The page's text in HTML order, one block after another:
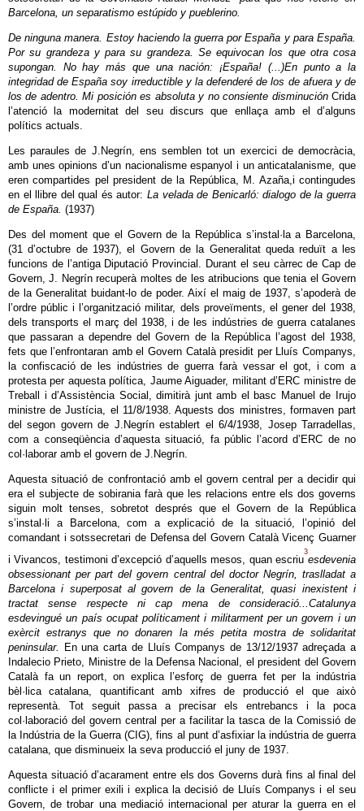
Barcelona, un separatismo estúpido y pueblerino.
De ninguna manera. Estoy haciendo la guerra por España y para España.
Por su grandeza y para su grandeza. Se equivocan los que otra cosa
supongan. No hay más que una nación: ¡España! (...)En punto a la
integridad de España soy irreductible y la defenderé de los de afuera y de
los de adentro. Mi posición es absoluta y no consiente disminuciónCrida
l’atenció la modernitat del seu discurs que enllaça amb el d’alguns
polítics actuals.
Les paraules de J.Negrín, ens semblen tot un exercici de democràcia,
amb unes opinions d’un nacionalisme espanyol i un anticatalanisme, que
eren compartides pel president de la República, M. Azaña,i contingudes
en el llibre del qual és autor: La velada de Benicarló: dialogo de la guerra
de España. (1937)
Des del moment que el Govern de la República s’instal·la a Barcelona,
(31 d’octubre de 1937), el Govern de la Generalitat queda reduït a les
funcions de l’antiga Diputació Provincial. Durant el seu càrrec de Cap de
Govern, J. Negrín recuperà moltes de les atribucions que tenia el Govern
de la Generalitat buidant-lo de poder. Així el maig de 1937, s’apoderà de
l’ordre públic i l’organització militar, dels proveïments, el gener del 1938,
dels transports el març del 1938, i de les indústries de guerra catalanes
que passaran a dependre del Govern de la República l’agost del 1938,
fets que l’enfrontaran amb el Govern Català presidit per Lluís Companys,
la confiscació de les indústries de guerra farà vessar el got, i com a
protesta per aquesta política, Jaume Aiguader, militant d’ERC ministre de
Treball i d’Assistència Social, dimitirà junt amb el basc Manuel de Irujo
ministre de Justícia, el 11/8/1938. Aquests dos ministres, formaven part
del segon govern de J.Negrín establert el 6/4/1938, Josep Tarradellas,
com a conseqüència d’aquesta situació, fa públic l’acord d’ERC de no
col·laborar amb el govern de J.Negrín.
Aquesta situació de confrontació amb el govern central per a decidir qui
era el subjecte de sobirania farà que les relacions entre els dos governs
siguin molt tenses, sobretot després que el Govern de la República
s’instal·li a Barcelona, com a explicació de la situació, l’opinió del
comandant i sotssecretari de Defensa del Govern Català Vicenç Guarner
i Vivancos, testimoni d’excepció d’aquells mesos, quan escriu
3
esdevenia
obsessionant per part del govern central del doctor Negrín, traslladat a
Barcelona i superposat al govern de la Generalitat, quasi inexistent i
tractat sense respecte ni cap mena de consideració...Catalunya
esdevingué un país ocupat políticament i militarment per un govern i un
exèrcit estranys que no donaren la més petita mostra de solidaritat
peninsular.
En una carta de Lluís Companys de 13/12/1937 adreçada a
Indalecio Prieto, Ministre de la Defensa Nacional, el president del Govern
Català fa un report, on explica l’esforç de guerra fet per la indústria
bèl·lica catalana, quantificant amb xifres de producció el que això
representà. Tot seguit passa a precisar els entrebancs i la poca
col·laboració del govern central per a facilitar la tasca de la Comissió de
la Indústria de la Guerra (CIG), fins al punt d’asfixiar la indústria de guerra
catalana, que disminueix la seva producció el juny de 1937.
Aquesta situació d’acarament entre els dos Governs durà fins al final del
conflicte i el primer exili i explica la decisió de Lluís Companys i el seu
Govern, de trobar una mediació internacional per aturar la guerra en el